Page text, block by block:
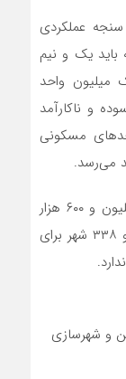
عملکردی
باید یک و نیم
میلیون واحد
فرسوده و ناکارآمد
واحدهای مسکونی
رضایی در پایان از تامین زمین برای یک میلیون و ۶۰۰ هزار
واحد مسکونی خبر داد و گفت: از یک هزار و ۳۳۸ شهر برای